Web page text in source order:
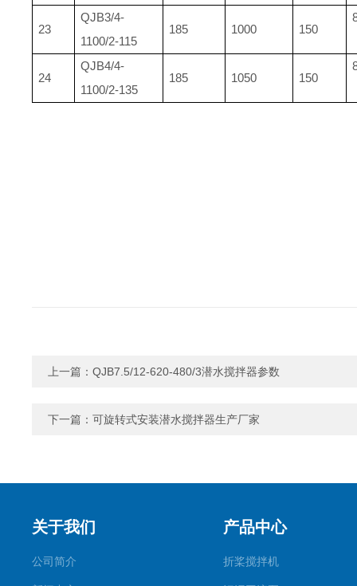
23
QJB3/4-
1100/2-115
185 1000 150
24
QJB4/4-
1100/2-135
185 1050 150
上一篇： QJB7.5/12-620-480/3潜水搅拌器参数
下一篇： 可旋转式安装潜水搅拌器生产厂家
关于我们
公司简介
产品中心
折桨搅拌机